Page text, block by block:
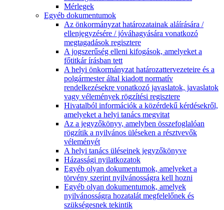
Mérlegek
Egyéb dokumentumok
Az önkormányzat határozatainak aláírására /
ellenjegyzésére / jóváhagyására vonatkozó
megtagadások regisztere
A jogszerűség elleni kifogások, amelyeket a
főtitkár írásban tett
A helyi önkormányzat határozattervezeteire és a
polgármester által kiadott normatív
rendelkezésekre vonatkozó javaslatok, javaslatok
vagy vélemények rögzítési regisztere
Hivatalból információk a közérdekű kérdésekről,
amelyeket a helyi tanács megvitat
Az a jegyzőkönyv, amelyben összefoglalóan
rögzítik a nyilvános üléseken a résztvevők
véleményét
A helyi tanács üléseinek jegyzőkönyve
Házassági nyilatkozatok
Egyéb olyan dokumentumok, amelyeket a
törvény szerint nyilvánosságra kell hozni
Egyéb olyan dokumentumok, amelyek
nyilvánosságra hozatalát megfelelőnek és
szükségesnek tekintik